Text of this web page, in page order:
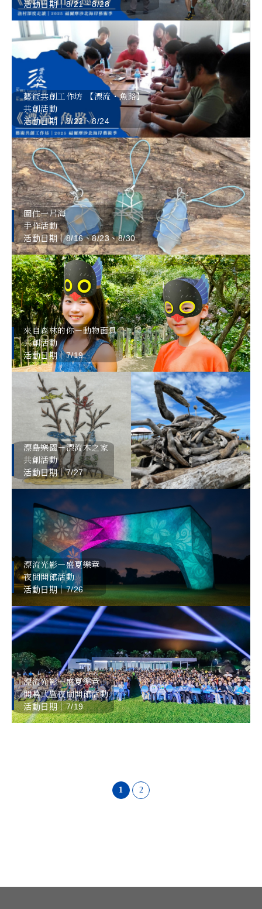
活動日期｜8/21、8/28
藝術共創工作坊 【漂流・魚路】
共創活動
活動日期｜8/22、8/24
圈住一片海
手作活動
活動日期｜8/16、8/23、8/30
來自森林的你－動物面具
共創活動
活動日期｜7/19
漂島樂園－漂流木之家
共創活動
活動日期｜7/27
漂流光影—盛夏樂章
夜間開館活動
活動日期｜7/26
漂流光影—盛夏樂章
開幕式暨夜間開館活動
活動日期｜7/19
1 2